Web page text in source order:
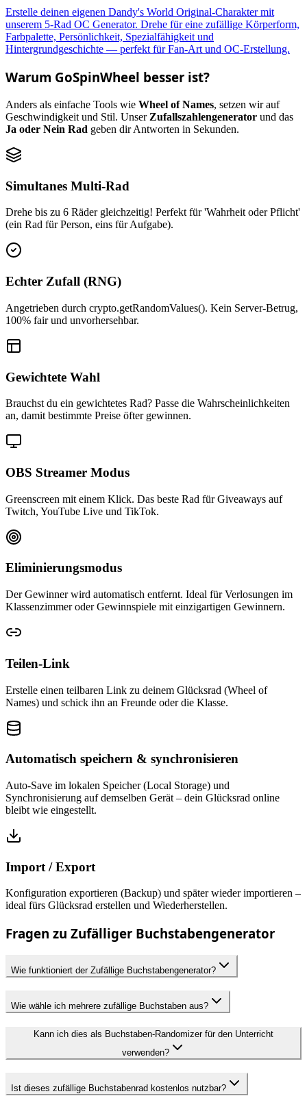
Erstelle deinen eigenen Dandy's World Original-Charakter mit
unserem 5-Rad OC Generator. Drehe für eine zufällige Körperform,
Farbpalette, Persönlichkeit, Spezialfähigkeit und
Hintergrundgeschichte — perfekt für Fan-Art und OC-Erstellung.
Warum GoSpinWheel besser ist?
Anders als einfache Tools wie Wheel of Names, setzen wir auf
Geschwindigkeit und Stil. Unser Zufallszahlengenerator und das
Ja oder Nein Rad geben dir Antworten in Sekunden.
Simultanes Multi-Rad
Drehe bis zu 6 Räder gleichzeitig! Perfekt für 'Wahrheit oder Pflicht'
(ein Rad für Person, eins für Aufgabe).
Echter Zufall (RNG)
Angetrieben durch crypto.getRandomValues(). Kein Server-Betrug,
100% fair und unvorhersehbar.
Gewichtete Wahl
Brauchst du ein gewichtetes Rad? Passe die Wahrscheinlichkeiten
an, damit bestimmte Preise öfter gewinnen.
OBS Streamer Modus
Greenscreen mit einem Klick. Das beste Rad für Giveaways auf
Twitch, YouTube Live und TikTok.
Eliminierungsmodus
Der Gewinner wird automatisch entfernt. Ideal für Verlosungen im
Klassenzimmer oder Gewinnspiele mit einzigartigen Gewinnern.
Teilen-Link
Erstelle einen teilbaren Link zu deinem Glücksrad (Wheel of
Names) und schick ihn an Freunde oder die Klasse.
Automatisch speichern & synchronisieren
Auto-Save im lokalen Speicher (Local Storage) und
Synchronisierung auf demselben Gerät – dein Glücksrad online
bleibt wie eingestellt.
Import / Export
Konfiguration exportieren (Backup) und später wieder importieren –
ideal fürs Glücksrad erstellen und Wiederherstellen.
Fragen zu Zufälliger Buchstabengenerator
Wie funktioniert der Zufällige Buchstabengenerator?
Wie wähle ich mehrere zufällige Buchstaben aus?
Kann ich dies als Buchstaben-Randomizer für den Unterricht
verwenden?
Ist dieses zufällige Buchstabenrad kostenlos nutzbar?